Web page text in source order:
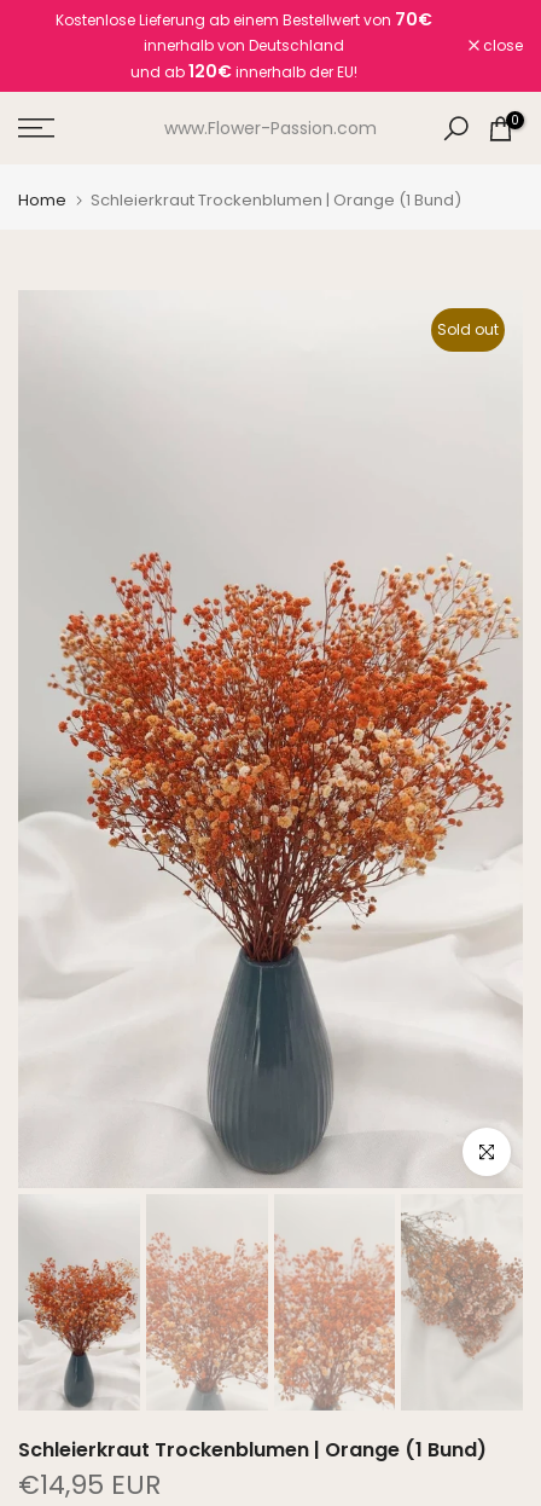
Kostenlose Lieferung ab einem Bestellwert von 70€
innerhalb von Deutschland
und ab120€innerhalb der EU!
close
www.Flower-Passion.com 0
Home Schleierkraut Trockenblumen | Orange (1 Bund)
Sold out
Click to
Schleierkraut Trockenblumen | Orange (1 Bund)
€14,95 EUR